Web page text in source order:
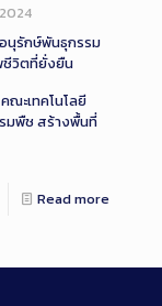
นุรักษ์พันธุกรรม
ชีวิตที่ยั่งยืน
คณะเทคโนโลยี
มพืช สร้างพื้นที่
Read more